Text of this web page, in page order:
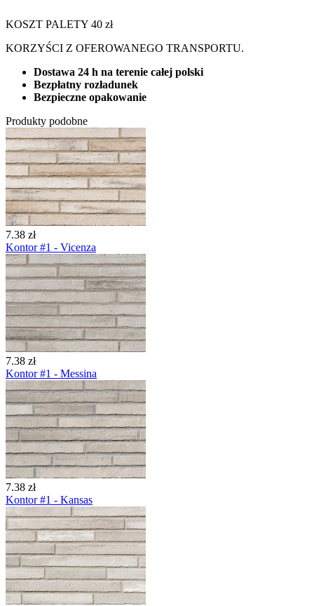
KOSZT PALETY 40 zł
KORZYŚCI Z OFEROWANEGO TRANSPORTU.
Dostawa 24 h na terenie całej polski
Bezpłatny rozładunek
Bezpieczne opakowanie
Produkty podobne
7.38 zł
Kontor #1 - Vicenza
7.38 zł
Kontor #1 - Messina
7.38 zł
Kontor #1 - Kansas